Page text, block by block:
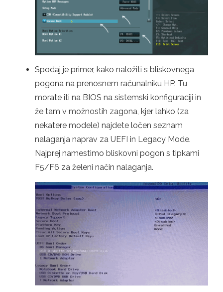
Spodaj je primer, kako naložiti s bliskovnega
pogona na prenosnem računalniku HP. Tu
morate iti na BIOS na sistemski konfiguraciji in
že tam v možnostih zagona, kjer lahko (za
nekatere modele) najdete ločen seznam
nalaganja naprav za UEFI in Legacy Mode.
Najprej namestimo bliskovni pogon s tipkami
F5/F6 za želeni način nalaganja.